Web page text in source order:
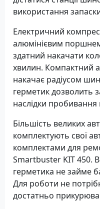
використання
Електричний
алюмінієвим
здатний накачати
хвилин. Компактний
накачає радіусом
герметик дозволить
наслідки
Більшість великих
комплектують свої
комплектами для
Smartbuster KIT 450.
герметика не займе
Для роботи не
достатньо